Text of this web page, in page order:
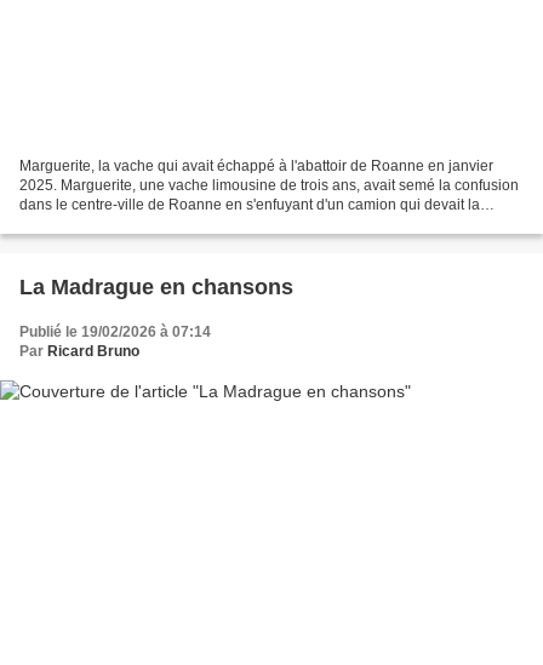
Marguerite, la vache qui avait échappé à l'abattoir de Roanne en janvier
2025. Marguerite, une vache limousine de trois ans, avait semé la confusion
dans le centre-ville de Roanne en s'enfuyant d'un camion qui devait la
La Madrague en chansons
Publié le 19/02/2026 à 07:14
Par Ricard Bruno